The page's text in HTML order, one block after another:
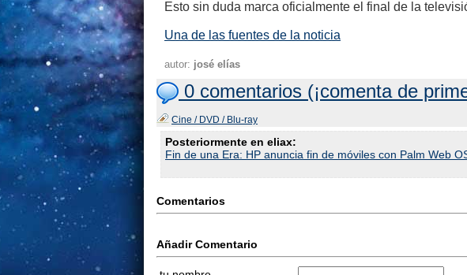
Esto sin duda marca oficialmente el final de la
Una de las fuentes de la noticia
autor: josé elías
0 comentarios (¡comenta de
Cine / DVD / Blu-ray
Posteriormente en eliax:
Fin de una Era: HP anuncia fin de móviles con Palm Web
Comentarios
Añadir Comentario